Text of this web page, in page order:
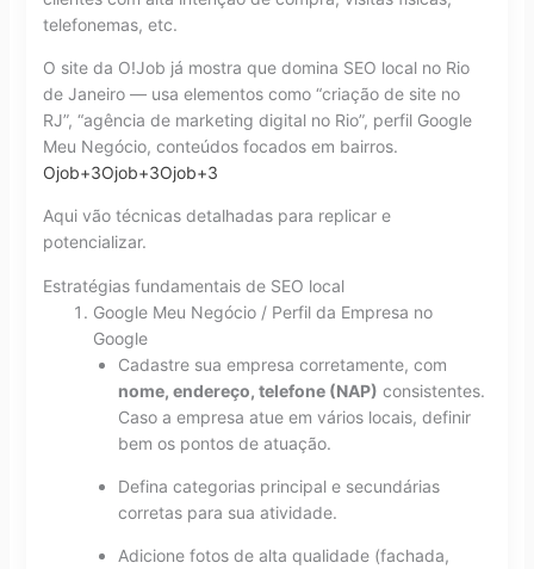
telefonemas, etc.
O site da O!Job já mostra que domina SEO local no Rio
de Janeiro — usa elementos como “criação de site no
RJ”, “agência de marketing digital no Rio”, perfil Google
Meu Negócio, conteúdos focados em bairros.
Ojob+3Ojob+3Ojob+3
Aqui vão técnicas detalhadas para replicar e
potencializar.
Estratégias fundamentais de SEO local
Google Meu Negócio / Perfil da Empresa no
Google
Cadastre sua empresa corretamente, com
nome, endereço, telefone (NAP) consistentes.
Caso a empresa atue em vários locais, definir
bem os pontos de atuação.
Defina categorias principal e secundárias
corretas para sua atividade.
Adicione fotos de alta qualidade (fachada,